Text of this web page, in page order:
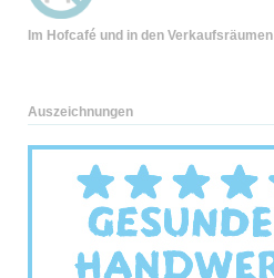
Im Hofcafé und in den Verkaufsräumen
Auszeichnungen